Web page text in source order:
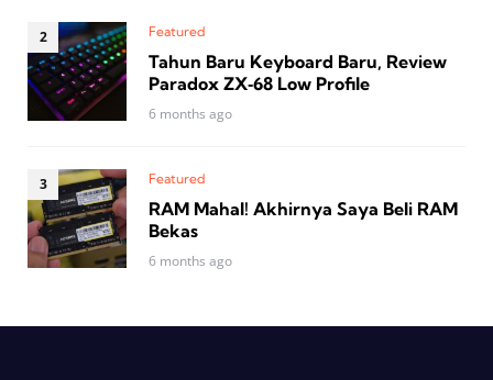
Featured
Tahun Baru Keyboard Baru, Review
Paradox ZX‑68 Low Profile
6 months ago
Featured
RAM Mahal! Akhirnya Saya Beli RAM
Bekas
6 months ago